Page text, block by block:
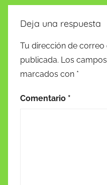
Deja una respuesta
Tu dirección de
publicada. Los
marcados con *
Comentario *